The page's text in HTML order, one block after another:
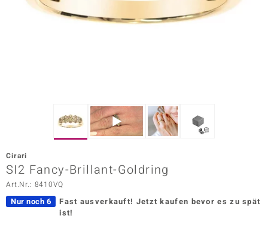
Vogue
Cirari
SI2 Fancy-Brillant-Goldring
Art.Nr.: 8410VQ
Nur noch 6 Fast ausverkauft! Jetzt kaufen bevor es zu spät
ist!